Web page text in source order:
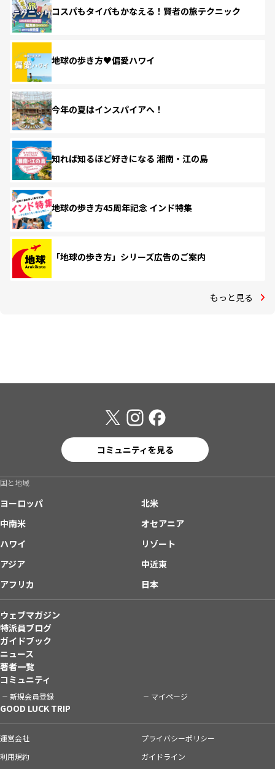
コスパもタイパもかなえる！賢者の旅テクニック
地球の歩き方♥偏愛ハワイ
今年の夏はインスパイアへ！
知れば知るほど好きになる 湘南・江の島
地球の歩き方45周年記念 インド特集
「地球の歩き方」シリーズ広告のご案内
もっと見る
コミュニティを見る
国と地域
ヨーロッパ
北米
中南米
オセアニア
ハワイ
リゾート
アジア
中近東
アフリカ
日本
ウェブマガジン
特派員ブログ
ガイドブック
ニュース
著者一覧
コミュニティ
新規会員登録 マイページ
GOOD LUCK TRIP
運営会社
プライバシーポリシー
利用規約
ガイドライン